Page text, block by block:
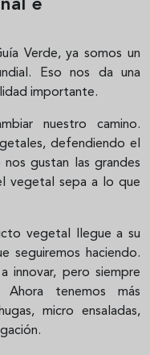
e
Verde, ya somos un
Eso nos da una
importante.
nuestro camino.
defendiendo el
gustan las grandes
vegetal sepa a lo que
vegetal llegue a su
seguiremos haciendo.
innovar, pero siempre
Ahora tenemos más
micro ensaladas,